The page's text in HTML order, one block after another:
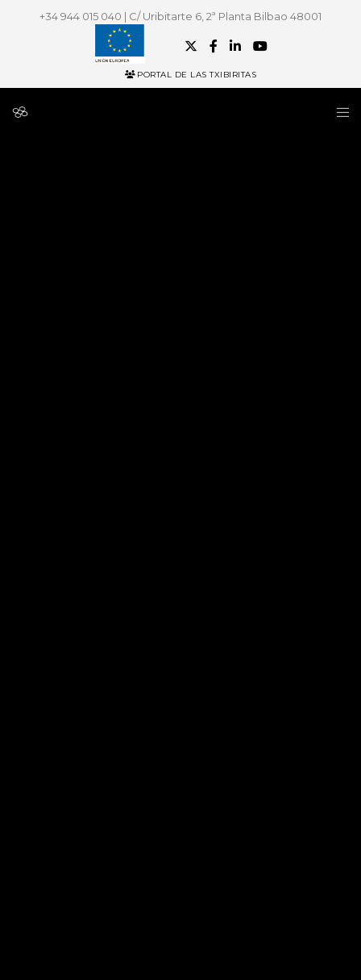
+34 944 015 040 | C/ Uribitarte 6, 2ª Planta Bilbao 48001
PORTAL DE LAS TXIBIRITAS